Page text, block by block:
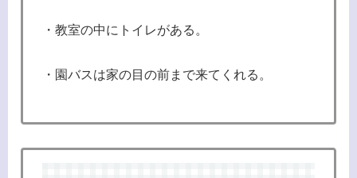
・教室の中にトイレがある。
・園バスは家の目の前まで来てくれる。